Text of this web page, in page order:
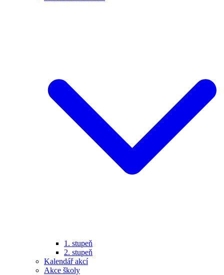
1. stupeň
2. stupeň
Kalendář akcí
Akce školy